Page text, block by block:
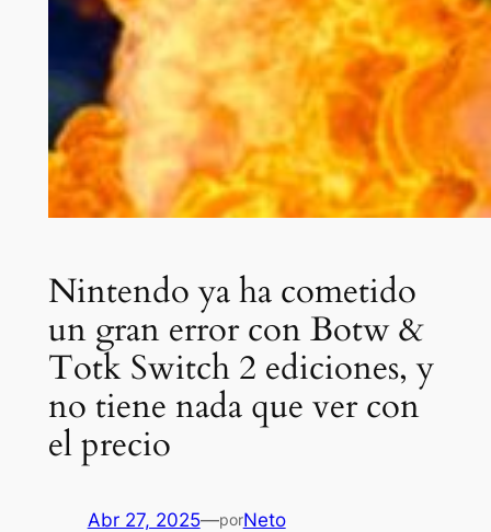
Nintendo ya ha cometido
un gran error con Botw &
Totk Switch 2 ediciones, y
no tiene nada que ver con
el precio
Abr 27, 2025—porNeto